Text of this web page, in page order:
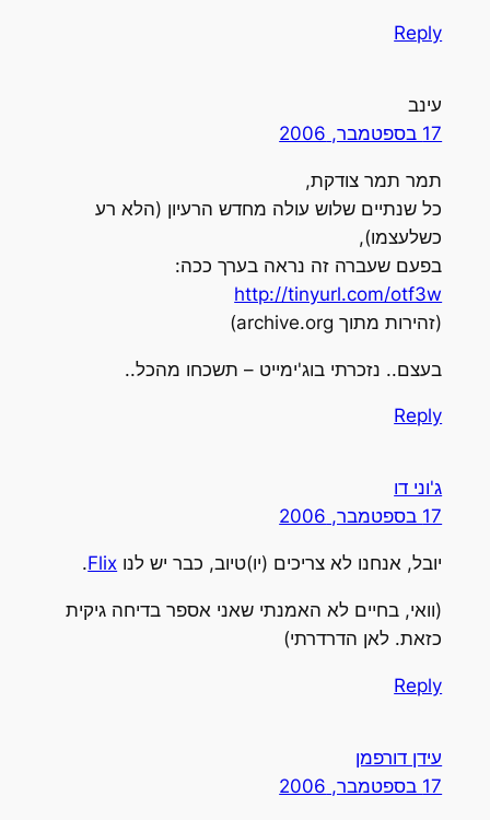
Reply
עינב
17 בספטמבר, 2006
תמר תמר צודקת,
כל שנתיים שלוש עולה מחדש הרעיון (הלא רע
כשלעצמו),
בפעם שעברה זה נראה בערך ככה:
http://tinyurl.com/otf3w
(זהירות מתוך archive.org)
בעצם.. נזכרתי בוג'ימייט – תשכחו מהכל..
Reply
ג'וני דו
17 בספטמבר, 2006
יובל, אנחנו לא צריכים (יו)טיוב, כבר יש לנו Flix
.
(וואי, בחיים לא האמנתי שאני אספר בדיחה גיקית
כזאת. לאן הדרדרתי)
Reply
עידן דורפמן
17 בספטמבר, 2006